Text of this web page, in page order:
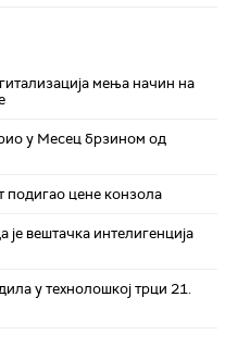
мења начин на
у Месец брзином од
подигао цене конзола
вештачка интелигенција
у технолошкој трци 21.